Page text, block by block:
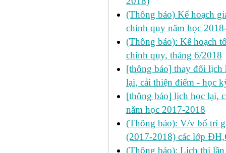
(Thông báo) Kế hoạch
chính quy năm học
(Thông báo): Kế hoạch
chính quy, tháng 6/2018
[thông báo] thay đổi lịch
lại, cải thiện điểm - học
[thông báo] lịch học lại,
năm học 2017-2018
(Thông báo): V/v bố trí
(2017-2018) các lớp
(Thông báo): Lịch thi